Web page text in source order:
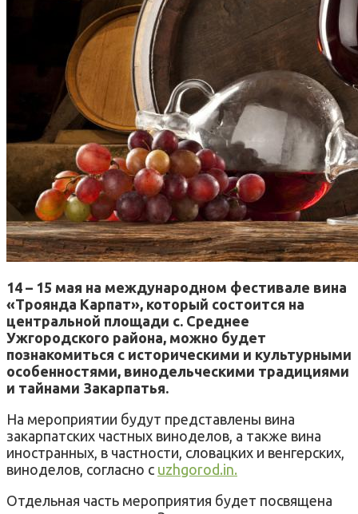
14 – 15 мая на международном фестивале вина
«Троянда Карпат», который состоится на
центральной площади с. Среднее
Ужгородского района, можно будет
познакомиться с историческими и культурными
особенностями, винодельческими традициями
и тайнами Закарпатья.
На мероприятии будут представлены вина
закарпатских частных виноделов, а также вина
иностранных, в частности, словацких и венгерских,
виноделов, согласно с uzhgorod.in.
Отдельная часть мероприятия будет посвящена